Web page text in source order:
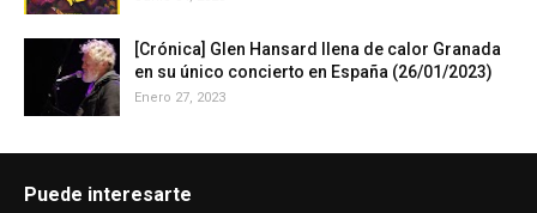
[Crónica] Glen Hansard llena de calor Granada
en su único concierto en España (26/01/2023)
Enero 27, 2023
Puede interesarte